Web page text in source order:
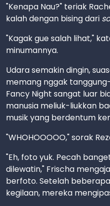
"Kenapa Nau?" teriak
kalah dengan bising dari
"Kagak gue salah lihat,"
minumannya.
Udara semakin dingin,
memang nggak
Fancy Night sangat luar
manusia meliuk-liukkan
musik yang berdentum
"WHOHOOOOO," sorak
"Eh, foto yuk. Pecah
dilewatin," Frischa
berfoto. Setelah
kegilaan, mereka